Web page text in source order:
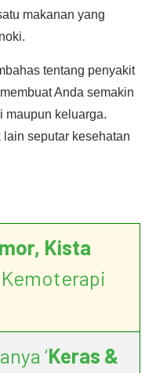
makanan yang
tentang penyakit
Anda semakin
maupun keluarga.
seputar kesehatan
Kista
Kemoterapi
‘Keras &